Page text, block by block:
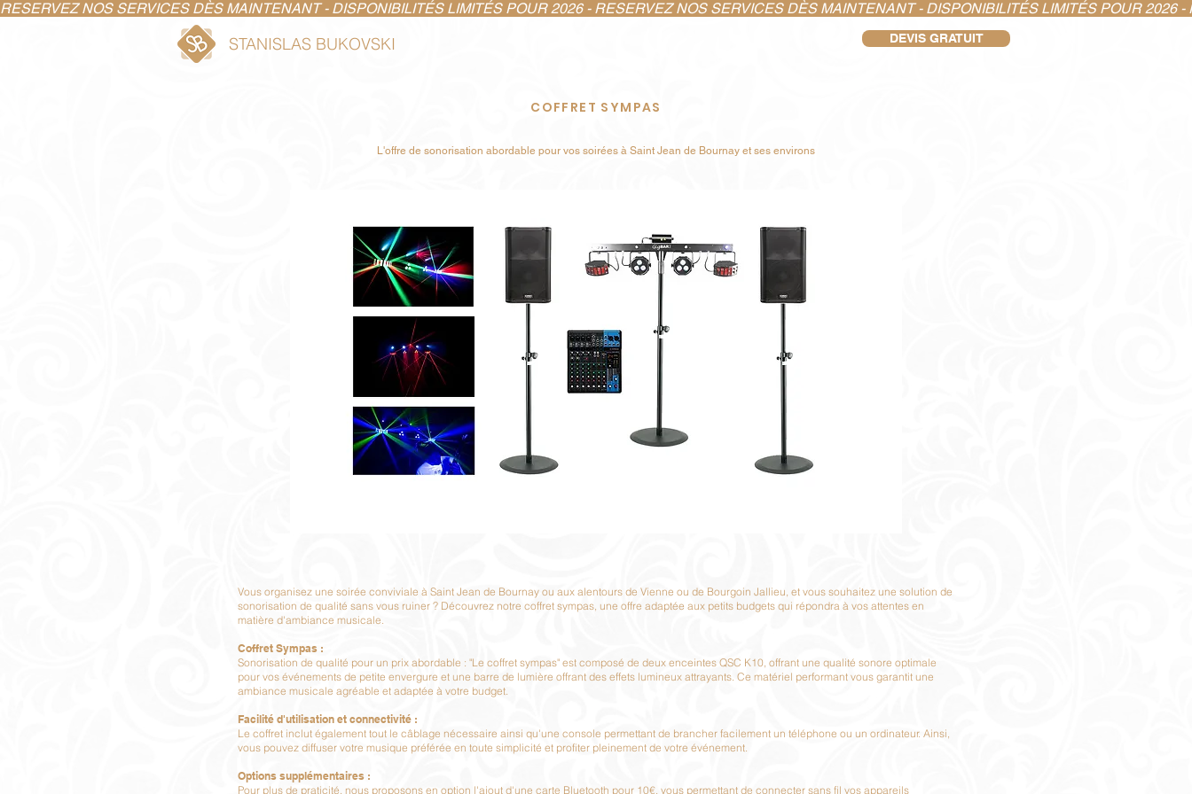
RESERVEZ NOS SERVICES DÈS MAINTENANT - DISPONIBILITÉS LIMITÉS POUR 2026 - RESERVEZ NOS SERVICES DÈS MAINTENANT - DISPONIBILITÉS LIMITÉS POUR
STANISLAS BUKOVSKI DEVIS GRATUIT
COFFRET SYMPAS
L'offre de sonorisation abordable pour vos soirées à Saint Jean de Bournay et ses environs
Vous organisez une soirée conviviale à Saint Jean de Bournay ou aux alentours de Vienne ou de Bourgoin Jallieu, et vous souhaitez une solution de
sonorisation de qualité sans vous ruiner ? Découvrez notre coffret sympas, une offre adaptée aux petits budgets qui répondra à vos attentes en
matière d'ambiance musicale.
Coffret Sympas :
Sonorisation de qualité pour un prix abordable : "Le coffret sympas" est composé de deux enceintes QSC K10, offrant une qualité sonore optimale
pour vos événements de petite envergure et une barre de lumière offrant des effets lumineux attrayants. Ce matériel performant vous garantit une
ambiance musicale agréable et adaptée à votre budget.
Facilité d'utilisation et connectivité :
Le coffret inclut également tout le câblage nécessaire ainsi qu'une console permettant de brancher facilement un téléphone ou un ordinateur. Ainsi,
vous pouvez diffuser votre musique préférée en toute simplicité et profiter pleinement de votre événement.
Options supplémentaires :
Pour plus de praticité, nous proposons en option l'ajout d'une carte Bluetooth pour 10€, vous permettant de connecter sans fil vos appareils